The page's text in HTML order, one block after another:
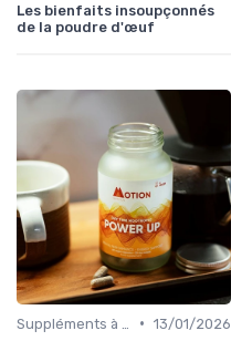
Les bienfaits insoupçonnés
de la poudre d'œuf
• 13/01/2026